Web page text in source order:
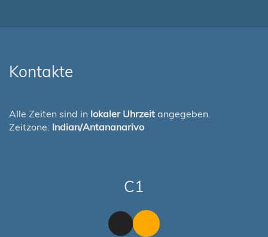
Kontakte
Alle Zeiten sind in lokaler Uhrzeit angegeben.
Zeitzone: Indian/Antananarivo
C1